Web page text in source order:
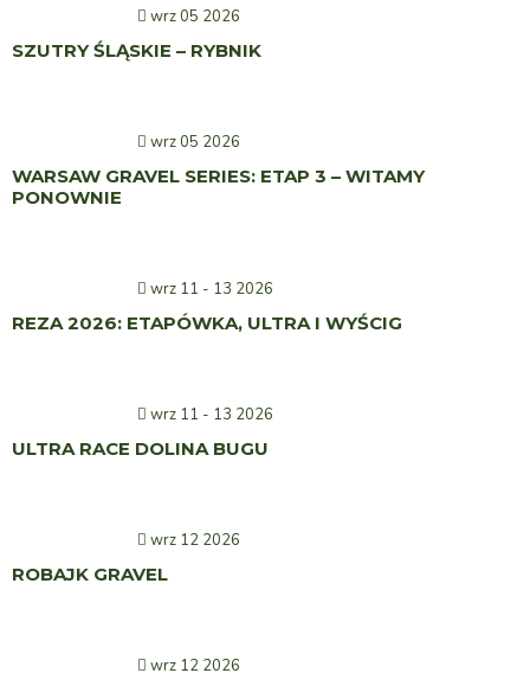
wrz 05 2026
SZUTRY ŚLĄSKIE – RYBNIK
wrz 05 2026
WARSAW GRAVEL SERIES: ETAP 3 – WITAMY
PONOWNIE
wrz 11 - 13 2026
REZA 2026: ETAPÓWKA, ULTRA I WYŚCIG
wrz 11 - 13 2026
ULTRA RACE DOLINA BUGU
wrz 12 2026
ROBAJK GRAVEL
wrz 12 2026